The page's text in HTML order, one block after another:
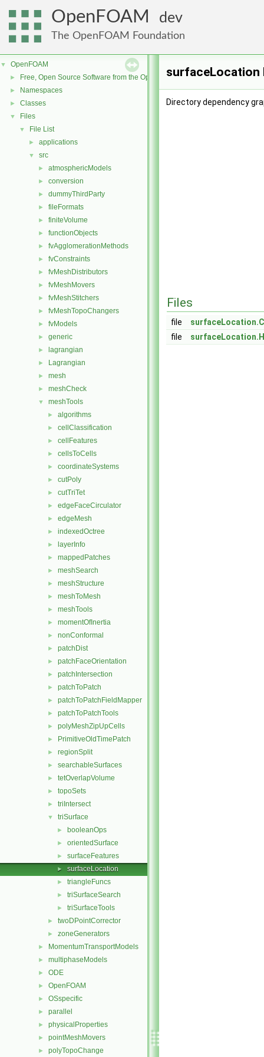
OpenFOAM dev
The OpenFOAM Foundation
▼ OpenFOAM
► Free, Open Source Software from the OpenFOAM Foundation
► Namespaces
► Classes
▼ Files
▼ File List
► applications
▼ src
► atmosphericModels
► conversion
► dummyThirdParty
► fileFormats
► finiteVolume
► functionObjects
► fvAgglomerationMethods
► fvConstraints
► fvMeshDistributors
► fvMeshMovers
► fvMeshStitchers
► fvMeshTopoChangers
► fvModels
► generic
► lagrangian
► Lagrangian
► mesh
► meshCheck
▼ meshTools
► algorithms
► cellClassification
► cellFeatures
► cellsToCells
► coordinateSystems
► cutPoly
► cutTriTet
► edgeFaceCirculator
► edgeMesh
► indexedOctree
► layerInfo
► mappedPatches
► meshSearch
► meshStructure
► meshToMesh
► meshTools
► momentOfInertia
► nonConformal
► patchDist
► patchFaceOrientation
► patchIntersection
► patchToPatch
► patchToPatchFieldMapper
► patchToPatchTools
► polyMeshZipUpCells
► PrimitiveOldTimePatch
► regionSplit
► searchableSurfaces
► tetOverlapVolume
► topoSets
► triIntersect
▼ triSurface
► booleanOps
► orientedSurface
► surfaceFeatures
► surfaceLocation
► triangleFuncs
► triSurfaceSearch
► triSurfaceTools
► twoDPointCorrector
► zoneGenerators
► MomentumTransportModels
► multiphaseModels
► ODE
► OpenFOAM
► OSspecific
► parallel
► physicalProperties
► pointMeshMovers
► polyTopoChange
surfaceLocation
Directory dependency
Files
file
surfaceLocation.C
file
surfaceLocation.H